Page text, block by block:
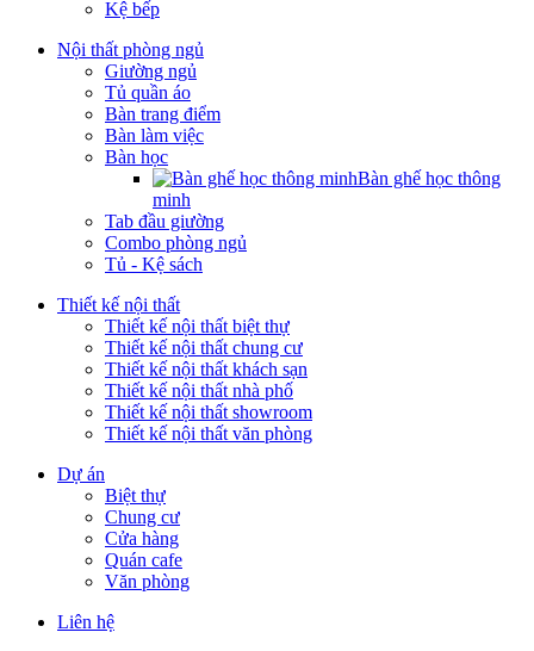
Kệ bếp
Nội thất phòng ngủ
Giường ngủ
Tủ quần áo
Bàn trang điểm
Bàn làm việc
Bàn học
Bàn ghế học thông
minh
Tab đầu giường
Combo phòng ngủ
Tủ - Kệ sách
Thiết kế nội thất
Thiết kế nội thất biệt thự
Thiết kế nội thất chung cư
Thiết kế nội thất khách sạn
Thiết kế nội thất nhà phố
Thiết kế nội thất showroom
Thiết kế nội thất văn phòng
Dự án
Biệt thự
Chung cư
Cửa hàng
Quán cafe
Văn phòng
Liên hệ